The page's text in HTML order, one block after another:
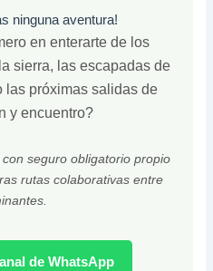
ninguna aventura!
en enterarte de los
sierra, las escapadas de
las próximas salidas de
y encuentro?
seguro obligatorio propio
rutas colaborativas entre
de WhatsApp